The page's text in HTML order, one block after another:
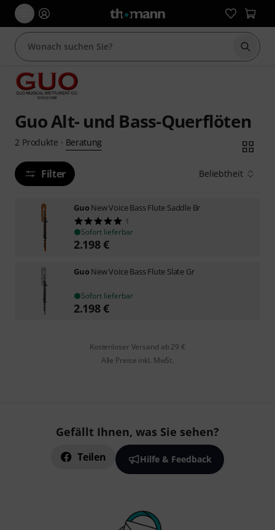
Suche
Guo Alt- und Bass-Querflöten
2 Produkte · Beratung
Filter Beliebtheit
GuoNew Voice Bass Flute Saddle Br
1
Sofort lieferbar
2.198€
GuoNew Voice Bass Flute Slate Gr
Sofort lieferbar
2.198€
Kostenloser Versand ab 29 €
Alle Preise inkl. MwSt.
Gefällt Ihnen, was Sie sehen?
Teilen Hilfe & Feedback